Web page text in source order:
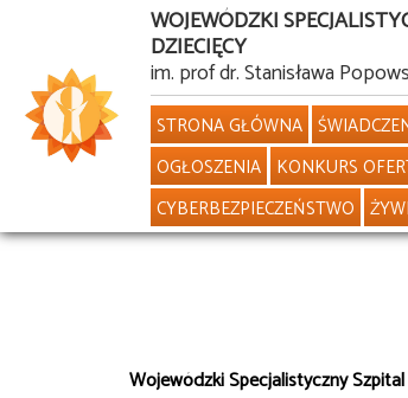
treści
WOJEWÓDZKI
DZIECIĘCY
im. prof dr. Stanisława
STRONA GŁÓWNA
OGŁOSZENIA KONKURS
CYBERBEZPIECZEŃSTWO
Wojewódzki Specjalistyczny